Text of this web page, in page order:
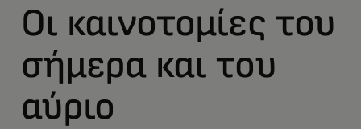
Οι καινοτομίες του
σήμερα και του
αύριο